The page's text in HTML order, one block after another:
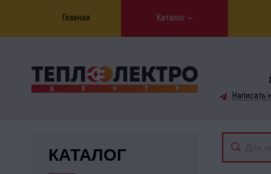
Главная Каталог
Написать
КАТАЛОГ